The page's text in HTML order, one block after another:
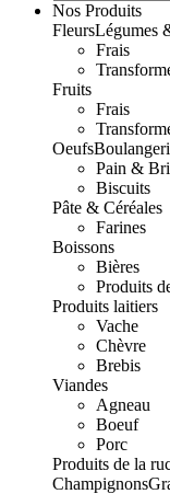
Nos Produits
FleursLégumes
Frais
Fruits
Frais
Oeufs
Pain &
Biscuits
Pâte & Céréales
Farines
Boissons
Bières
Produits
Produits laitiers
Vache
Chèvre
Brebis
Viandes
Agneau
Boeuf
Porc
Produits de la
Champignons